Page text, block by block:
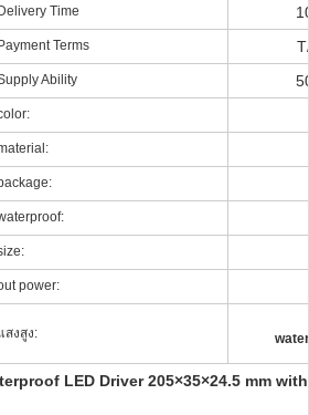
Delivery Time
Payment Terms
Ability
power:
สงสูง:
LED Driver 205×35×24.5 mm